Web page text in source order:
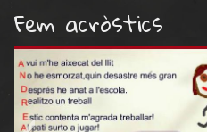
Fem acròstics